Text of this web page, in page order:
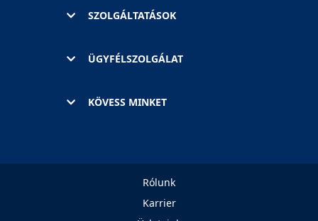
SZOLGÁLTATÁSOK
ÜGYFÉLSZOLGÁLAT
KÖVESS MINKET
Rólunk
Karrier